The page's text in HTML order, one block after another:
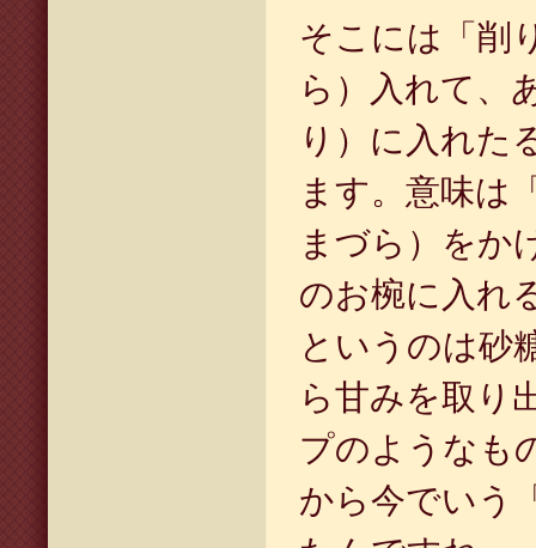
そこには「削
ら）入れて、
り）に入れた
ます。意味は
まづら）をか
のお椀に入れ
というのは砂
ら甘みを取り
プのようなも
から今でいう